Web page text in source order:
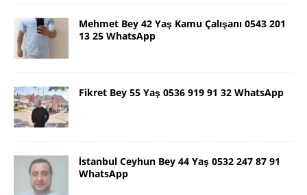
Mehmet Bey 42 Yaş Kamu Çalışanı 0543 201
13 25 WhatsApp
Fikret Bey 55 Yaş 0536 919 91 32 WhatsApp
İstanbul Ceyhun Bey 44 Yaş 0532 247 87 91
WhatsApp